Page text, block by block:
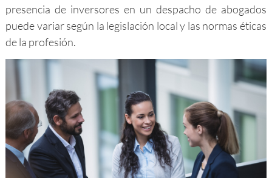
presencia de inversores en un despacho de abogados
puede variar según la legislación local y las normas éticas
de la profesión.